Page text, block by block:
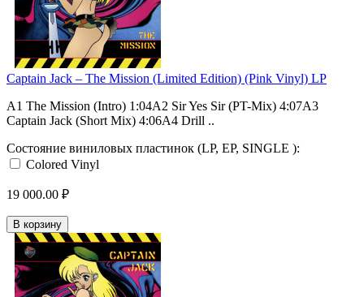
Captain Jack – The Mission (Limited Edition) (Pink Vinyl) LP
A1 The Mission (Intro) 1:04A2 Sir Yes Sir (PT-Mix) 4:07A3
Captain Jack (Short Mix) 4:06A4 Drill ..
Состояние виниловых пластинок (LP, EP, SINGLE ):
Colored Vinyl
19 000.00 ₽
В корзину